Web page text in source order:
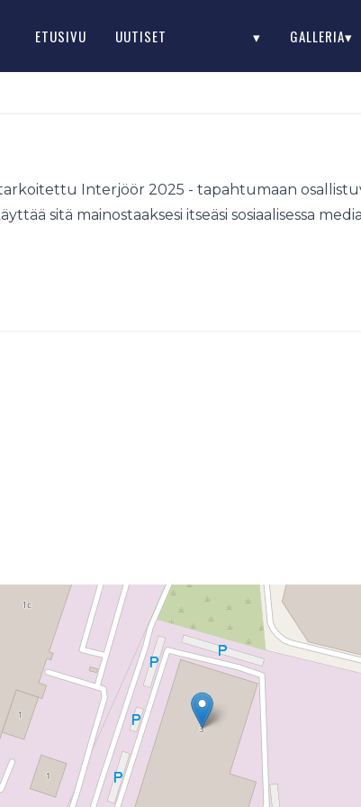
ETUSIVU UUTISET ▾ GALLERIA▾
Interjöör 2025 - tapahtumaan
sitä mainostaaksesi itseäsi sosiaalisessa